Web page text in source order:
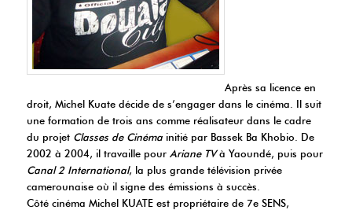
Après sa licence en
droit, Michel Kuate décide de s’engager dans le cinéma. Il suit
une formation de trois ans comme réalisateur dans le cadre
du projet Classes de Cinéma initié par Bassek Ba Khobio. De
2002 à 2004, il travaille pourAriane TVà Yaoundé, puis pour
Canal 2 International, la plus grande télévision privée
camerounaise où il signe des émissions à succès.
Côté cinéma Michel KUATE est propriétaire de 7e SENS,